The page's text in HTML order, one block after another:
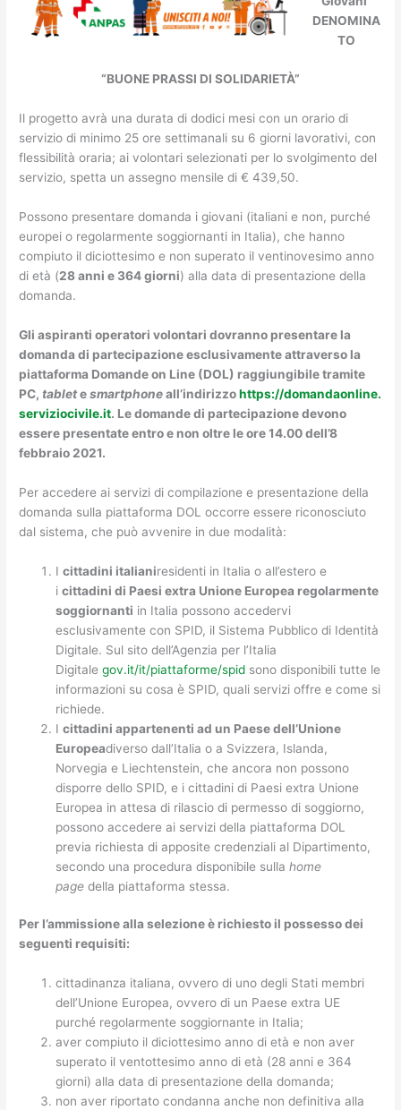
DENOMINA
TO
“BUONE PRASSI DI SOLIDARIETÀ”
Il progetto avrà una durata di dodici mesi con un orario di
servizio di minimo 25 ore settimanali su 6 giorni lavorativi, con
flessibilità oraria; ai volontari selezionati per lo svolgimento del
servizio, spetta un assegno mensile di € 439,50.
Possono presentare domanda i giovani (italiani e non, purché
europei o regolarmente soggiornanti in Italia), che hanno
compiuto il diciottesimo e non superato il ventinovesimo anno
di età (28 anni e 364 giorni) alla data di presentazione della
domanda.
Gli aspiranti operatori volontari dovranno presentare la
domanda di partecipazione esclusivamente attraverso la
piattaforma Domande on Line (DOL) raggiungibile tramite
PC,tabletesmartphoneall’indirizzohttps://domandaonline.
serviziocivile.it. Le domande di partecipazione devono
essere presentate entro e non oltre le ore 14.00 dell’8
febbraio 2021.
Per accedere ai servizi di compilazione e presentazione della
domanda sulla piattaforma DOL occorre essere riconosciuto
dal sistema, che può avvenire in due modalità:
Icittadini italianiresidenti in Italia o all’estero e
icittadini di Paesi extra Unione Europea regolarmente
soggiornanti in Italia possono accedervi
esclusivamente con SPID, il Sistema Pubblico di Identità
Digitale. Sul sito dell’Agenzia per l’Italia
Digitalegov.it/it/piattaforme/spid sono disponibili tutte le
informazioni su cosa è SPID, quali servizi offre e come si
richiede.
Icittadini appartenenti ad un Paese dell’Unione
Europeadiverso dall’Italia o a Svizzera, Islanda,
Norvegia e Liechtenstein, che ancora non possono
disporre dello SPID, e i cittadini di Paesi extra Unione
Europea in attesa di rilascio di permesso di soggiorno,
possono accedere ai servizi della piattaforma DOL
previa richiesta di apposite credenziali al Dipartimento,
secondo una procedura disponibile sullahome
page della piattaforma stessa.
Per l’ammissione alla selezione è richiesto il possesso dei
seguenti requisiti:
cittadinanza italiana, ovvero di uno degli Stati membri
dell’Unione Europea, ovvero di un Paese extra UE
purché regolarmente soggiornante in Italia;
aver compiuto il diciottesimo anno di età e non aver
superato il ventottesimo anno di età (28 anni e 364
giorni) alla data di presentazione della domanda;
non aver riportato condanna anche non definitiva alla